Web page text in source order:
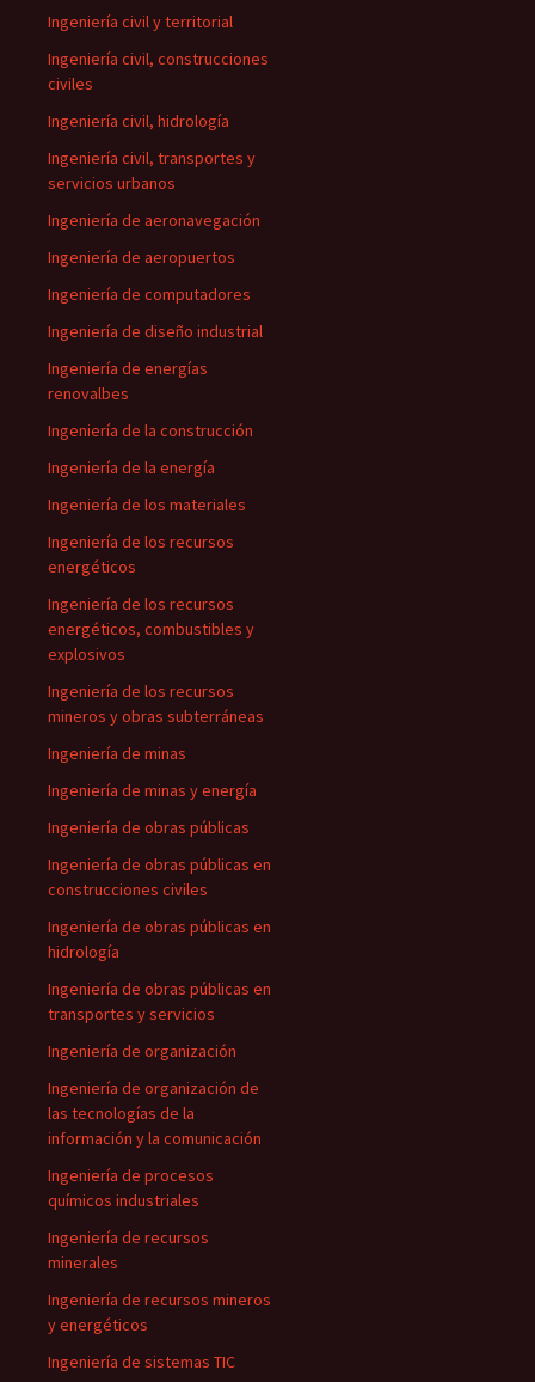
Ingeniería civil y territorial
Ingeniería civil, construcciones
civiles
Ingeniería civil, hidrología
Ingeniería civil, transportes y
servicios urbanos
Ingeniería de aeronavegación
Ingeniería de aeropuertos
Ingeniería de computadores
Ingeniería de diseño industrial
Ingeniería de energías
renovalbes
Ingeniería de la construcción
Ingeniería de la energía
Ingeniería de los materiales
Ingeniería de los recursos
energéticos
Ingeniería de los recursos
energéticos, combustibles y
explosivos
Ingeniería de los recursos
mineros y obras subterráneas
Ingeniería de minas
Ingeniería de minas y energía
Ingeniería de obras públicas
Ingeniería de obras públicas en
construcciones civiles
Ingeniería de obras públicas en
hidrología
Ingeniería de obras públicas en
transportes y servicios
Ingeniería de organización
Ingeniería de organización de
las tecnologías de la
información y la comunicación
Ingeniería de procesos
químicos industriales
Ingeniería de recursos
minerales
Ingeniería de recursos mineros
y energéticos
Ingeniería de sistemas TIC